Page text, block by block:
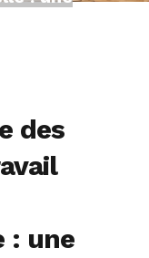
des
: une